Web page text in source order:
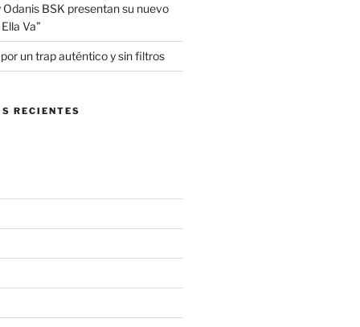
BSK presentan su nuevo
Va”
un trap auténtico y sin filtros
RECIENTES